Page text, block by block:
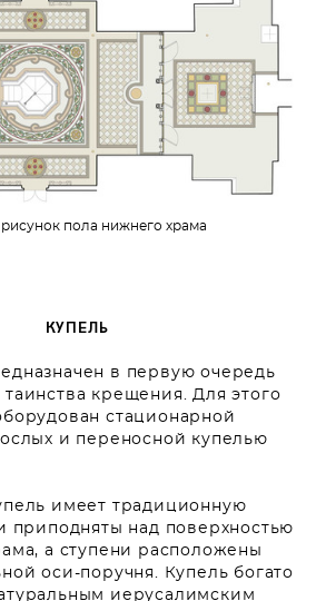
пола нижнего храма
КУПЕЛЬ
в первую очередь
крещения. Для этого
стационарной
и переносной купелью
имеет традиционную
приподняты над поверхностью
а ступени расположены
оси-поручня. Купель богато
иерусалимским